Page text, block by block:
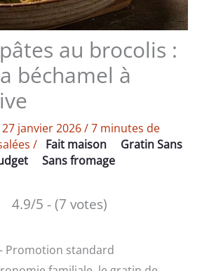
au brocolis :
béchamel à
27 janvier 2026/7 minutes de
/ Fait maison
Gratin Sans
Sans fromage
4.9/5 - (7 votes)